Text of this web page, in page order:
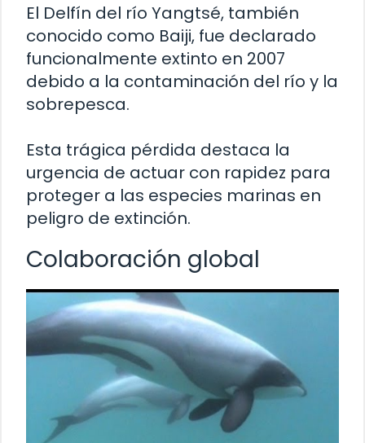
El Delfín del río Yangtsé, también
conocido como Baiji, fue declarado
funcionalmente extinto en 2007
debido a la contaminación del río y la
sobrepesca.
Esta trágica pérdida destaca la
urgencia de actuar con rapidez para
proteger a las especies marinas en
peligro de extinción.
Colaboración global